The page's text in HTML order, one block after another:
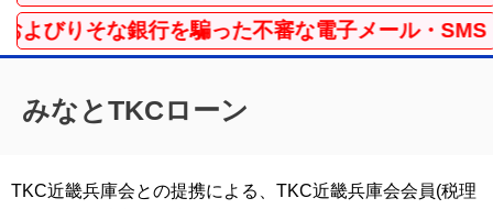
りそな銀行を騙った不審な電子メール・SMS（
みなとTKCローン
TKC近畿兵庫会との提携による、TKC近畿兵庫会会員(税理